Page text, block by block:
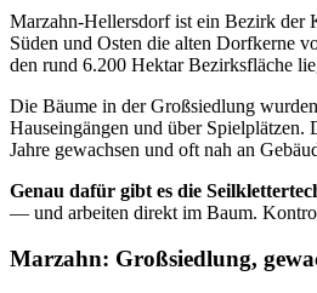
Marzahn-Hellersdorf ist ein Bezirk der
Süden und Osten die alten Dorfkerne
den rund 6.200 Hektar Bezirksfläche
Die Bäume in der Großsiedlung
Hauseingängen und über
Jahre gewachsen und oft nah an
Genau dafür gibt es die
— und arbeiten direkt im Baum.
Marzahn: Großsiedlung,